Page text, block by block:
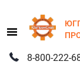
Menu
8-800-222-